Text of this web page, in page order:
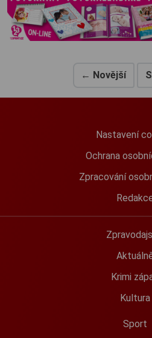
← Novější
Nastavení
Ochrana
Zpracování
Krimi
Kultura
Sport